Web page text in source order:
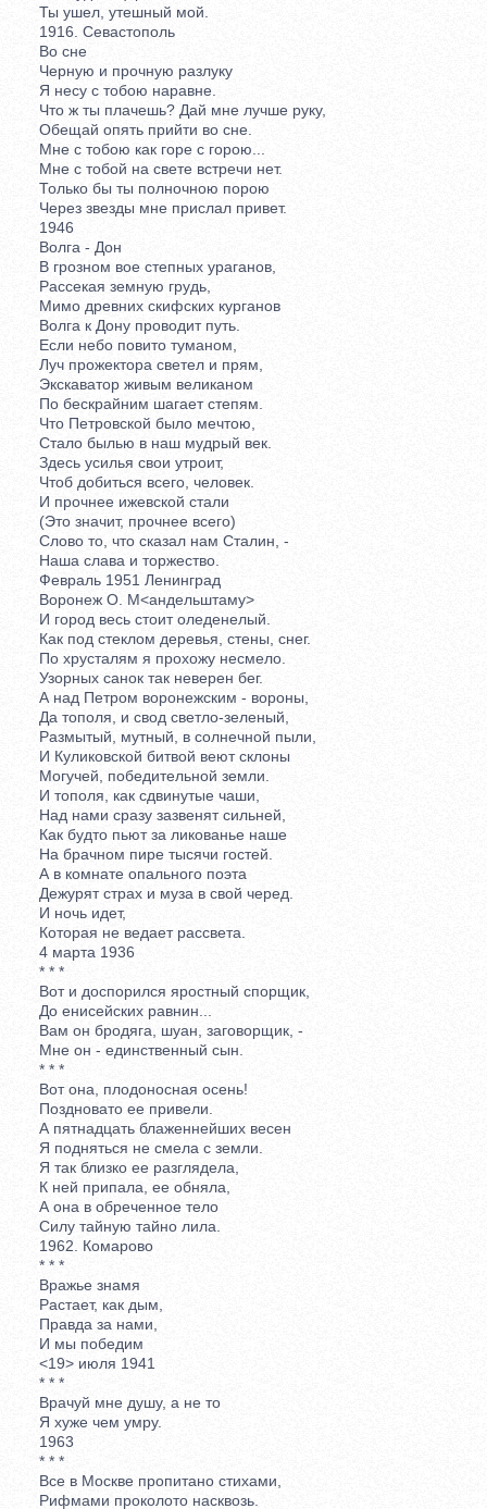
Ты ушел, утешный мой.
1916. Севастополь
Во сне
Черную и прочную разлуку
Я несу с тобою наравне.
Что ж ты плачешь? Дай мне лучше руку,
Обещай опять прийти во сне.
Мне с тобою как горе с горою...
Мне с тобой на свете встречи нет.
Только бы ты полночною порою
Через звезды мне прислал привет.
1946
Волга - Дон
В грозном вое степных ураганов,
Рассекая земную грудь,
Мимо древних скифских курганов
Волга к Дону проводит путь.
Если небо повито туманом,
Луч прожектора светел и прям,
Экскаватор живым великаном
По бескрайним шагает степям.
Что Петровской было мечтою,
Стало былью в наш мудрый век.
Здесь усилья свои утроит,
Чтоб добиться всего, человек.
И прочнее ижевской стали
(Это значит, прочнее всего)
Слово то, что сказал нам Сталин, -
Наша слава и торжество.
Февраль 1951 Ленинград
Воронеж О. М<андельштаму>
И город весь стоит оледенелый.
Как под стеклом деревья, стены, снег.
По хрусталям я прохожу несмело.
Узорных санок так неверен бег.
А над Петром воронежским - вороны,
Да тополя, и свод светло-зеленый,
Размытый, мутный, в солнечной пыли,
И Куликовской битвой веют склоны
Могучей, победительной земли.
И тополя, как сдвинутые чаши,
Над нами сразу зазвенят сильней,
Как будто пьют за ликованье наше
На брачном пире тысячи гостей.
А в комнате опального поэта
Дежурят страх и муза в свой черед.
И ночь идет,
Которая не ведает рассвета.
4 марта 1936
* * *
Вот и доспорился яростный спорщик,
До енисейских равнин...
Вам он бродяга, шуан, заговорщик, -
Мне он - единственный сын.
* * *
Вот она, плодоносная осень!
Поздновато ее привели.
А пятнадцать блаженнейших весен
Я подняться не смела с земли.
Я так близко ее разглядела,
К ней припала, ее обняла,
А она в обреченное тело
Силу тайную тайно лила.
1962. Комарово
* * *
Вражье знамя
Растает, как дым,
Правда за нами,
И мы победим
<19> июля 1941
* * *
Врачуй мне душу, а не то
Я хуже чем умру.
1963
* * *
Все в Москве пропитано стихами,
Рифмами проколото насквозь.